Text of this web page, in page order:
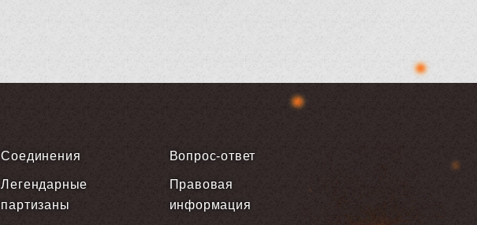
Соединения
Легендарные
партизаны
Вопрос-ответ
Правовая
информация